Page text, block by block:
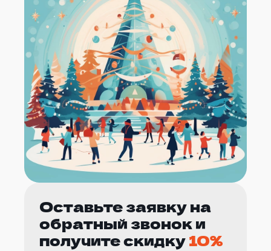
Оставьте заявку на
обратный звонок и
получите скидку10%